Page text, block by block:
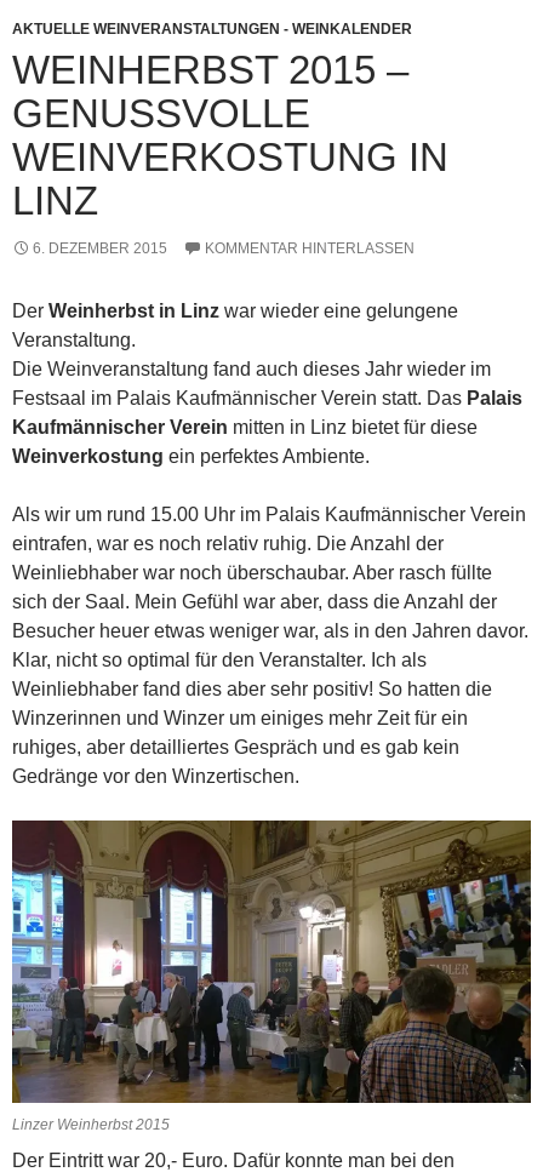
AKTUELLE WEINVERANSTALTUNGEN - WEINKALENDER
WEINHERBST 2015 –
GENUSSVOLLE
WEINVERKOSTUNG IN
LINZ
6. DEZEMBER 2015 KOMMENTAR HINTERLASSEN
Der Weinherbst in Linz war wieder eine gelungene
Veranstaltung.
Die Weinveranstaltung fand auch dieses Jahr wieder im
Festsaal im Palais Kaufmännischer Verein statt. Das Palais
Kaufmännischer Verein mitten in Linz bietet für diese
Weinverkostung ein perfektes Ambiente.
Als wir um rund 15.00 Uhr im Palais Kaufmännischer Verein
eintrafen, war es noch relativ ruhig. Die Anzahl der
Weinliebhaber war noch überschaubar. Aber rasch füllte
sich der Saal. Mein Gefühl war aber, dass die Anzahl der
Besucher heuer etwas weniger war, als in den Jahren davor.
Klar, nicht so optimal für den Veranstalter. Ich als
Weinliebhaber fand dies aber sehr positiv! So hatten die
Winzerinnen und Winzer um einiges mehr Zeit für ein
ruhiges, aber detailliertes Gespräch und es gab kein
Gedränge vor den Winzertischen.
Linzer Weinherbst 2015
Der Eintritt war 20,- Euro. Dafür konnte man bei den